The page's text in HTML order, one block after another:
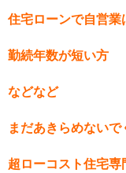
住宅ローンで自営業
勤続年数が短い方
などなど
まだあきらめないで
超ローコスト住宅